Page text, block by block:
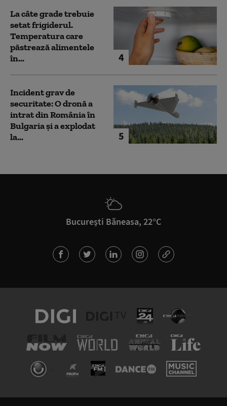
4
La câte grade trebuie
setat frigiderul.
Temperatura care
păstrează alimentele
în...
5
Incident grav de
securitate: O dronă a
intrat din România în
Bulgaria şi a explodat
la...
București Băneasa, 22°C